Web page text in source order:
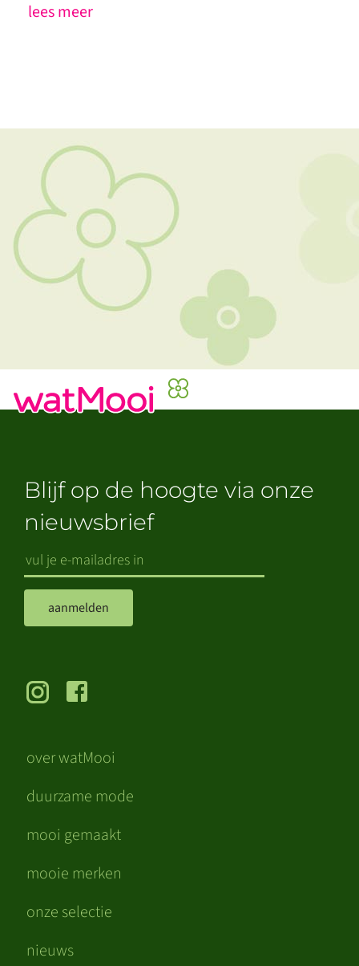
lees meer
over watMooi
duurzame mode
mooi gemaakt
mooie merken
onze selectie
nieuws
Blijf op de hoogte via onze
nieuwsbrief
aanmelden